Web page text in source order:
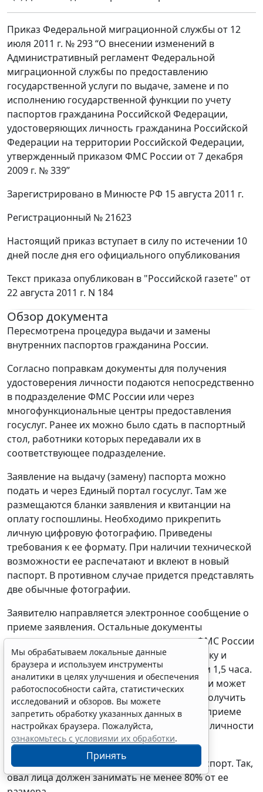
Приказ Федеральной миграционной службы от 12
июля 2011 г. № 293 “О внесении изменений в
Административный регламент Федеральной
миграционной службы по предоставлению
государственной услуги по выдаче, замене и по
исполнению государственной функции по учету
паспортов гражданина Российской Федерации,
удостоверяющих личность гражданина Российской
Федерации на территории Российской Федерации,
утвержденный приказом ФМС России от 7 декабря
2009 г. № 339”
Зарегистрировано в Минюсте РФ 15 августа 2011 г.
Регистрационный № 21623
Настоящий приказ вступает в силу по истечении 10
дней после дня его официального опубликования
Текст приказа опубликован в "Российской газете" от
22 августа 2011 г. N 184
Обзор документа
Пересмотрена процедура выдачи и замены
внутренних паспортов гражданина России.
Согласно поправкам документы для получения
удостоверения личности подаются непосредственно
в подразделение ФМС России или через
многофункциональные центры предоставления
госуслуг. Ранее их можно было сдать в паспортный
стол, работники которых передавали их в
соответствующее подразделение.
Заявление на выдачу (замену) паспорта можно
подать и через Единый портал госуслуг. Там же
размещаются бланки заявления и квитанции на
оплату госпошлины. Необходимо прикрепить
личную цифровую фотографию. Приведены
требования к ее формату. При наличии технической
возможности ее распечатают и вклеют в новый
паспорт. В противном случае придется представлять
две обычные фотографии.
Заявителю направляется электронное сообщение о
приеме заявления. Остальные документы
представляются лично в подразделение ФМС России
уже при получении паспорта. На их проверку и
оформление паспорта отводится максимум 1,5 часа.
При этом заявитель дожидается выдачи или может
прийти в другое удобное для него время. Получить
на время оформления паспорта справку о приеме
документов или временное удостоверение личности
можно, лично явившись в Службу.
Уточнены требования к фотографии на паспорт. Так,
овал лица должен занимать не менее 80% от ее
Мы обрабатываем локальные данные
браузера и используем инструменты
аналитики в целях улучшения и обеспечения
работоспособности сайта, статистических
исследований и обзоров. Вы можете
запретить обработку указанных данных в
настройках браузера. Пожалуйста,
ознакомьтесь с условиями их обработки.
Принять